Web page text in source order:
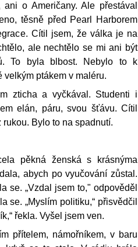
o Američany. Ale přestával
těsně před Pearl Harborem
Cítil jsem, že válka je na
ale nechtělo se mi ani být
To byla blbost. Nebylo to k
velkým ptákem v maléru.
zticha a vyčkával. Studenti i
elán, páru, svou šťávu. Cítil
Bylo to na spadnutí.
pěkná ženská s krásnýma
abych po vyučování zůstal.
se. „Vzdal jsem to," odpověděl
se. „Myslím politiku,“ přisvědčil
řekla. Vyšel jsem ven.
přítelem, námořníkem, v baru